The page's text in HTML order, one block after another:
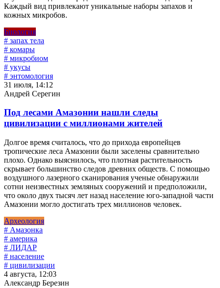
Каждый вид привлекают уникальные наборы запахов и
кожных микробов.
Биология
# запах тела
# комары
# микробиом
# укусы
# энтомология
31 июля, 14:12
Андрей Серегин
Под лесами Амазонии нашли следы
цивилизации с миллионами жителей
Долгое время считалось, что до прихода европейцев
тропические леса Амазонии были заселены сравнительно
плохо. Однако выяснилось, что плотная растительность
скрывает большинство следов древних обществ. С помощью
воздушного лазерного сканирования ученые обнаружили
сотни неизвестных земляных сооружений и предположили,
что около двух тысяч лет назад население юго-западной части
Амазонии могло достигать трех миллионов человек.
Археология
# Амазонка
# америка
# ЛИДАР
# население
# цивилизации
4 августа, 12:03
Александр Березин